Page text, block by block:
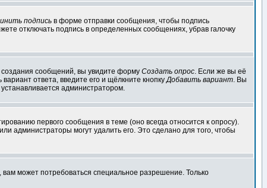
подпись в форме отправки сообщения, чтобы подпись
отключать подпись в определенных сообщениях, убрав галочку
создания сообщений, вы увидите форму Создать опрос. Если же вы её
ответа, введите его и щёлкните кнопкуДобавить вариант. Вы
администратором.
первого сообщения в теме (оно всегда относится к опросу).
администраторы могут удалить его. Это сделано для того, чтобы
может потребоваться специальное разрешение. Только